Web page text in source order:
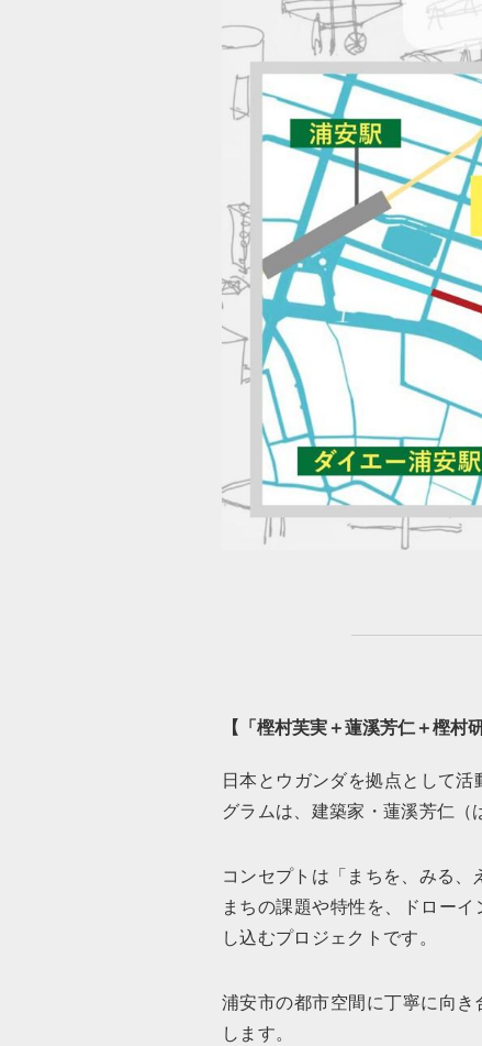
【「樫村芙実＋蓮溪芳仁＋樫村
日本とウガンダを拠点として
グラムは、建築家・蓮溪芳仁（
コンセプトは「まちを、みる、
まちの課題や特性を、ドロー
し込むプロジェクトです。
浦安市の都市空間に丁寧に向
します。